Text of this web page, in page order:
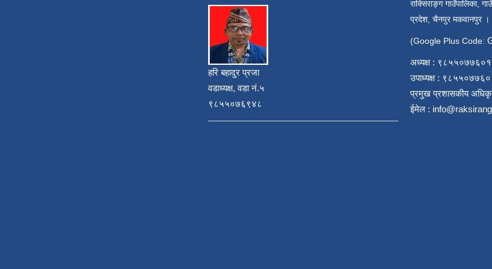
हरि बहादुर प्रजा
वडाध्यक्ष, वडा नं.५
९८५५०७६९४८
राक्सिराङ्ग गाउँपालिका,
प्रदेश, चैनपुर मकवानपुर ।
(Google Plus Code:
अध्यक्ष : ९८५५०७७६०१
उपाध्यक्ष :
प्रमुख प्रशासकीय
ईमेल :